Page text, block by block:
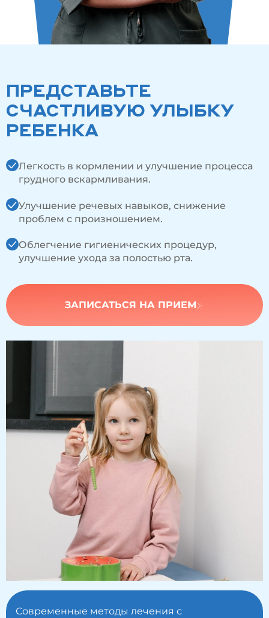
Современные методы лечения с
ПРЕДСТАВЬТЕ
СЧАСТЛИВУЮ УЛЫБКУ
РЕБЕНКА
Легкость в кормлении и улучшение процесса
грудного вскармливания.
Улучшение речевых навыков, снижение
проблем с произношением.
Облегчение гигиенических процедур,
улучшение ухода за полостью рта.
ЗАПИСАТЬСЯ НА ПРИЕМ